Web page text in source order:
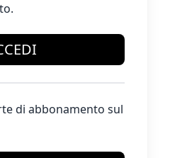
di abbonamento sul